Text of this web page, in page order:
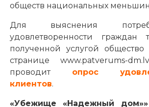
обществ национальных
Для выяснения
удовлетворенности граждан
полученной услугой
странице www.patverums-
проводит опрос
клиентов.
«Убежище «Надежный дом»»